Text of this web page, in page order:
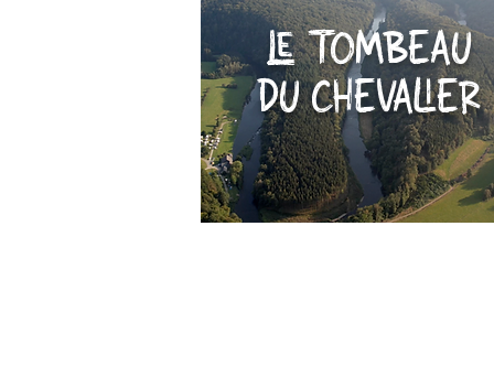
LE TOMBEAU
DU CHEVALIER